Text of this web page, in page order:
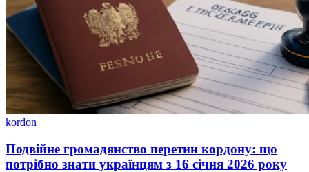
kordon
Подвійне громадянство перетин кордону: що
потрібно знати українцям з 16 січня 2026 року